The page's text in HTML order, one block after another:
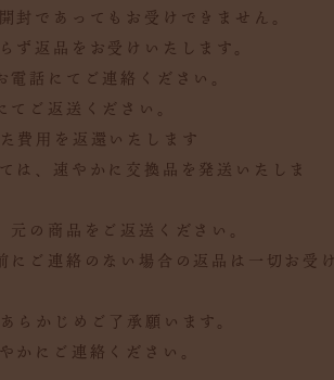
封であってもお受けできません。
ず返品をお受けいたします。
話にてご連絡ください。
ご返送ください。
費用を返還いたします
は、速やかに交換品を発送いたしま
の商品をご返送ください。
ご連絡のない場合の返品は一切お受け
らかじめご了承願います。
かにご連絡ください。